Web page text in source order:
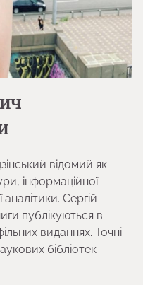
відомий як
інформаційної
Сергій
публікуються в
виданнях. Точні
бібліотек